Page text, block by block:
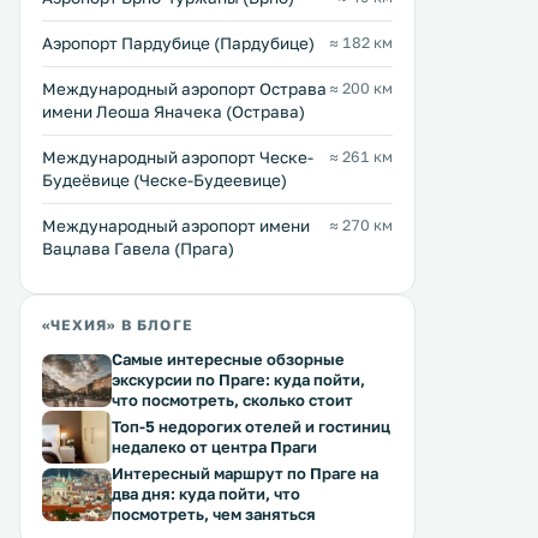
Аэропорт Пардубице (Пардубице) ≈ 182 км
Международный аэропорт Острава
имени Леоша Яначека (Острава)
≈ 200 км
Международный аэропорт Ческе-
Будеёвице (Ческе-Будеевице)
≈ 261 км
Международный аэропорт имени
Вацлава Гавела (Прага)
≈ 270 км
«ЧЕХИЯ» В БЛОГЕ
Самые интересные обзорные
экскурсии по Праге: куда пойти,
что посмотреть, сколько стоит
Топ-5 недорогих отелей и гостиниц
недалеко от центра Праги
Интересный маршрут по Праге на
два дня: куда пойти, что
посмотреть, чем заняться